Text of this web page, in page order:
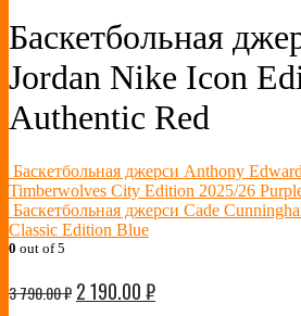
Баскетбольная
Jordan Nike Icon
Authentic Red
Баскетбольная джерси Anthony
Timberwolves City Edition 2025/26
Баскетбольная джерси Cade
Classic Edition Blue
0 out of 5
3 790.00₽ 2 190.00₽